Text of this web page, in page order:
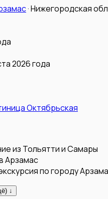
·Нижегородская
2026 года
Октябрьская
из Тольятти и Самары
Арзамас
по городу
↓